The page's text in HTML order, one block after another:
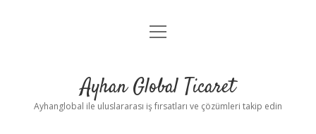
Anasayfa
Yasal Uyarı
menüyü
Ayhan Global Ticaret
Ayhanglobal ile uluslararası iş fırsatları ve çözümleri takip edin